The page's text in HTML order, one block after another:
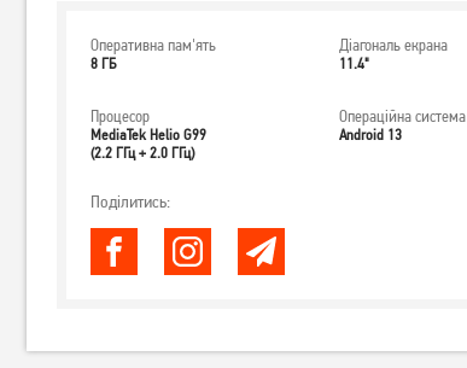
Оперативна пам'ять
8 ГБ
Діагональ екрана
11.4"
Процесор
MediaTek Helio G99
(2.2 ГГц + 2.0 ГГц)
Операційна система
Android 13
Поділитись: